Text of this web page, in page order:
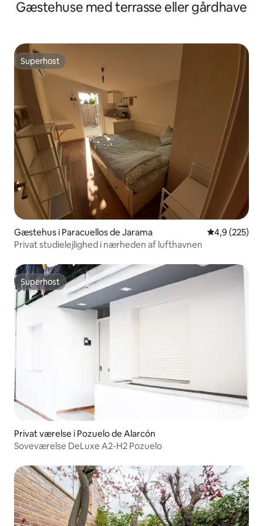
Gæstehuse med terrasse eller gårdhave
Superhost
Superhost
Gæstehus i Paracuellos de Jarama 4,9 ud af 5 i
4,9 (225)
Privat studielejlighed i nærheden af lufthavnen
Superhost
Superhost
Privat værelse i Pozuelo de Alarcón
Soveværelse DeLuxe A2-H2 Pozuelo